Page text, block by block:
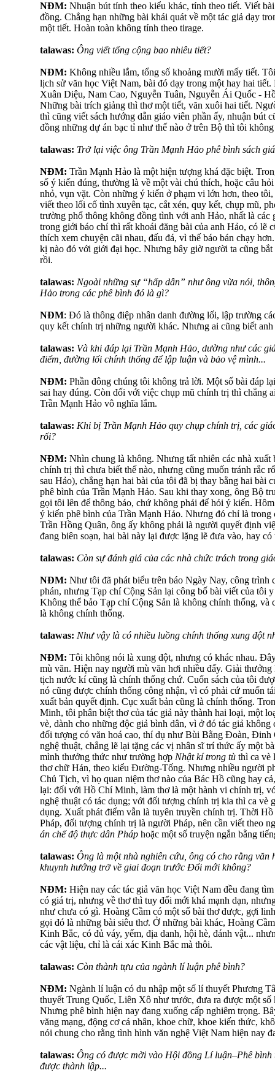
NĐM: Nhuận bút tính theo kiểu khác, tính theo tiết. Viết
đồng. Chẳng hạn những bài khái quát về một tác giả dạy
một tiết. Hoàn toàn không tính theo tirage.
talawas: Ông viết tổng cộng bao nhiêu tiết?
NĐM: Không nhiều lắm, tổng số khoảng mười mấy tiết.
lịch sử văn học Việt Nam, bài đó dạy trong một hay hai tiết.
Xuân Diệu, Nam Cao, Nguyễn Tuân, Nguyễn Ái Quốc -
Những bài trích giảng thì thơ một tiết, văn xuôi hai tiết.
thì cũng viết sách hướng dẫn giáo viên phần ấy, nhuận bút
đồng những dự án bạc tỉ như thế nào ở trên Bộ thì tôi
talawas: Trở lại việc ông Trần Mạnh Hảo phê bình sách
NĐM: Trần Mạnh Hảo là một hiện tượng khá đặc biệt.
số ý kiến đúng, thường là về một vài chú thích, hoặc câu
nhỏ, vụn vặt. Còn những ý kiến ở phạm vi lớn hơn, theo
viết theo lối cố tình xuyên tạc, cắt xén, quy kết, chụp mũ,
trường phổ thông không đồng tình với anh Hảo, nhất là
trong giới báo chí thì rất khoái đăng bài của anh Hảo, có lẽ
thích xem chuyện cãi nhau, đấu đá, vì thế báo bán chạy
kị nào đó với giới đại học. Nhưng bây giờ người ta cũng
rồi.
talawas: Ngoài những sự “hấp dẫn” như ông vừa nói,
Hảo trong các phê bình đó là gì?
NĐM: Đó là thông điệp nhân danh đường lối, lập trường
quy kết chính trị những người khác. Nhưng ai cũng biết
talawas: Và khi đáp lại Trần Mạnh Hảo, dường như các
điểm, đường lối chính thống để lập luận và bảo vệ mình...
NĐM: Phần đông chúng tôi không trả lời. Một số bài đáp
sai hay đúng. Còn đối với việc chụp mũ chính trị thì chẳng
Trần Mạnh Hảo vô nghĩa lắm.
talawas: Khi bị Trần Mạnh Hảo quy chụp chính trị, các
rối?
NĐM: Nhìn chung là không. Nhưng tất nhiên các nhà xuất
chính trị thì chưa biết thế nào, nhưng cũng muốn tránh rắc
sau Hảo), chẳng hạn hai bài của tôi đã bị thay bằng hai bài
phê bình của Trần Mạnh Hảo. Sau khi thay xong, ông Bộ
gọi tôi lên để thông báo, chứ không phải để hỏi ý kiến.
ý kiến phê bình của Trần Mạnh Hảo. Nhưng đó chỉ là
Trần Hồng Quân, ông ấy không phải là người quyết định
đang biên soạn, hai bài này lại được lặng lẽ đưa vào, hay
talawas: Còn sự đánh giá của các nhà chức trách trong
NĐM: Như tôi đã phát biểu trên báo Ngày Nay, công trình
phán, nhưng Tạp chí Cộng Sản lại công bố bài viết của tôi
Không thể bảo Tạp chí Cộng Sản là không chính thống, và
là không chính thống.
talawas: Như vậy là có nhiều luồng chính thống xung đột
NĐM: Tôi không nói là xung đột, nhưng có khác nhau.
mù văn. Hiện nay người mù văn hơi nhiều đấy. Giải
tịch nước kí cũng là chính thống chứ. Cuốn sách của tôi
nó cũng được chính thống công nhận, vì có phải cứ muốn
xuất bản quyết định. Cục xuất bản cũng là chính thống.
Minh, tôi phân biệt thơ của tác giả này thành hai loại, một
vè, dành cho những độc giả bình dân, vì ở đó tác giả
đối tượng có văn hoá cao, thí dụ như Bùi Bằng Đoàn,
nghệ thuật, chẳng lẽ lại tặng các vị nhân sĩ trí thức ấy một
mình thưởng thức như trường hợp Nhật kí trong tù thì ca vè
thơ chữ Hán, theo kiểu Đường-Tống. Nhưng nhiều người
Chủ Tịch, vì họ quan niệm thơ nào của Bác Hồ cũng hay
lại: đối với Hồ Chí Minh, làm thơ là một hành vi chính trị,
nghệ thuật có tác dụng; với đối tượng chính trị kia thì ca vè
dụng. Xuất phát điểm vẫn là tuyên truyền chính trị. Thời
Pháp, đối tượng chính trị là người Pháp, nên cần viết theo
án chế độ thực dân Pháp hoặc một số truyện ngắn bằng
talawas: Ông là một nhà nghiên cứu, ông có cho rằng văn
khuynh hướng trở về giai đoạn trước Đổi mới không?
NĐM: Hiện nay các tác giả văn học Việt Nam đều đang
có giá trị, nhưng về thơ thì tuy đổi mới khá mạnh dạn,
như chưa có gì. Hoàng Cầm có một số bài thơ được, gợi
gọi đó là những bài siêu thơ. Ở những bài khác, Hoàng
Kinh Bắc, có đủ váy, yếm, địa danh, hội hè, đánh vật...
các vật liệu, chỉ là cái xác Kinh Bắc mà thôi.
talawas: Còn thành tựu của ngành lí luận phê bình?
NĐM: Ngành lí luận có du nhập một số lí thuyết Phương
thuyết Trung Quốc, Liên Xô như trước, đưa ra được một
Nhưng phê bình hiện nay đang xuống cấp nghiêm trọng.
văng mạng, động cơ cá nhân, khoe chữ, khoe kiến thức,
nói chung cho rằng tình hình văn nghệ Việt Nam hiện nay
talawas: Ông có được mời vào Hội đồng Lí luận–Phê
được thành lập...